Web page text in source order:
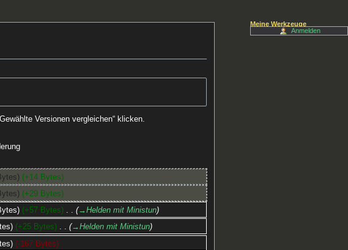
Versionen vergleichen“ klicken.
+14 Bytes
+29 Bytes
+57 Bytes
→‎Helden mit Ministun
+25 Bytes
→‎Helden mit Ministun
-167 Bytes
Meine Werkzeuge
Anmelden